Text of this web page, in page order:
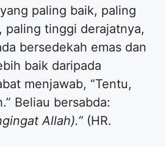
paling baik, paling
paling tinggi derajatnya,
bersedekah emas dan
baik daripada
menjawab, “Tentu,
Beliau bersabda:
Allah).” (HR.